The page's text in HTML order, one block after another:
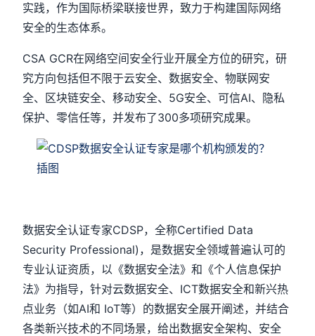
实践，作为国际桥梁联接世界，致力于构建国际网络
安全的生态体系。
CSA GCR在网络空间安全行业开展全方位的研究，研
究方向包括但不限于云安全、数据安全、物联网安
全、区块链安全、移动安全、5G安全、可信AI、隐私
保护、零信任等，并发布了300多项研究成果。
数据安全认证专家CDSP，全称Certified Data
Security Professional)，是数据安全领域普遍认可的
专业认证资质，以《数据安全法》和《个人信息保护
法》为指导，针对云数据安全、ICT数据安全和新兴热
点业务（如AI和 IoT等）的数据安全展开阐述，并结合
各类新兴技术的不同场景，给出数据安全架构、安全